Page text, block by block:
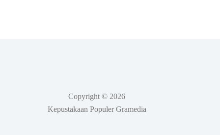
Copyright © 2026
Kepustakaan Populer Gramedia